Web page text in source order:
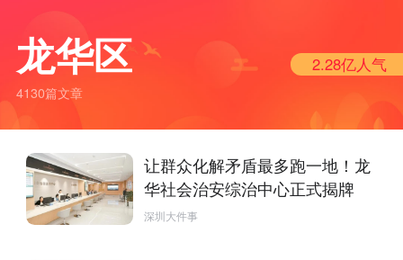
龙华区
4130篇文章
2.28亿人气
让群众化解矛盾最多跑一地！龙
华社会治安综治中心正式揭牌
深圳大件事